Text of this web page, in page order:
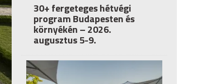
30+ fergeteges hétvégi
program Budapesten és
környékén – 2026.
augusztus 5-9.